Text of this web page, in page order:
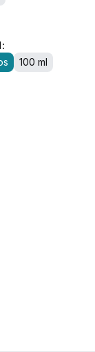
100 ml